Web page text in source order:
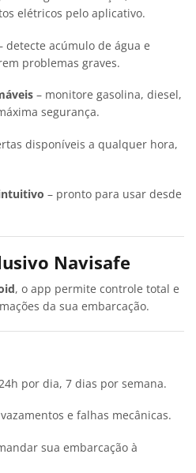
elétricos pelo aplicativo.
detecte acúmulo de água e
problemas graves.
– monitore gasolina, diesel,
segurança.
disponíveis a qualquer hora,
– pronto para usar desde
Navisafe
, o app permite controle total e
da sua embarcação.
por dia, 7 dias por semana.
e falhas mecânicas.
sua embarcação à